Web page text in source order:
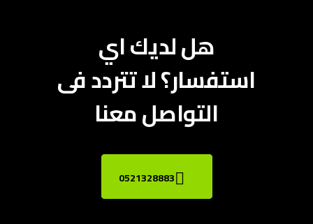
هل لديك اي
استفسار؟ لا تتردد فى
التواصل معنا
0521328883